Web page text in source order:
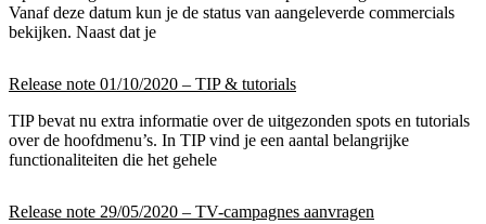
Vanaf deze datum kun je de status van aangeleverde commercials
bekijken. Naast dat je
Release note 01/10/2020 – TIP & tutorials
TIP bevat nu extra informatie over de uitgezonden spots en tutorials
over de hoofdmenu’s. In TIP vind je een aantal belangrijke
functionaliteiten die het gehele
Release note 29/05/2020 – TV-campagnes aanvragen